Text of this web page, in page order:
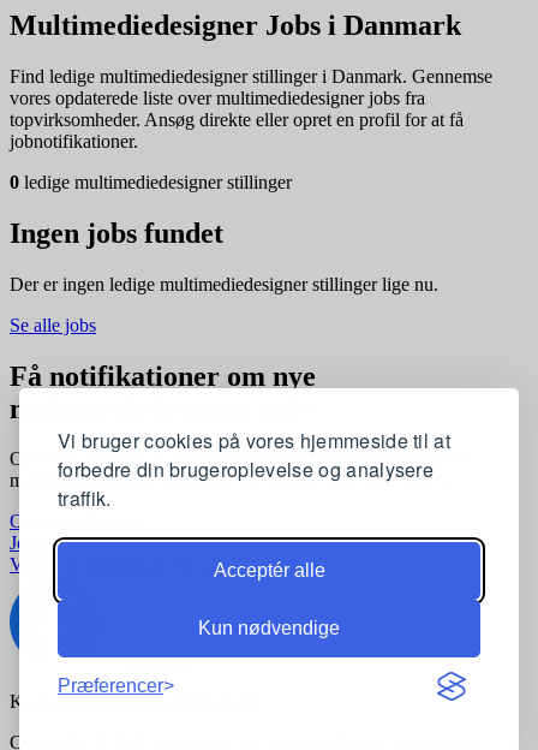
Vi bruger cookies på vores hjemmeside til at
forbedre din brugeroplevelse og analysere
traffik.
Acceptér alle
Kun nødvendige
Præferencer
Multimediedesigner Jobs i Danmark
Find ledige multimediedesigner stillinger i Danmark. Gennemse
vores opdaterede liste over multimediedesigner jobs fra
topvirksomheder. Ansøg direkte eller opret en profil for at få
jobnotifikationer.
0 ledige multimediedesigner stillinger
Ingen jobs fundet
Der er ingen ledige multimediedesigner stillinger lige nu.
Se alle jobs
Få notifikationer om nye
multimediedesigner jobs
Opret en profil og få automatisk besked, når der kommer nye
multimediedesigner stillinger, der matcher dine præferencer
Opret profil gratis
Jobkategorier Joblokationer For virksomheder
Vilkår og betingelser
Privatlivspolitik
Kontakt:support@komvidere.dk
Copyright © 2026 komvidere.dk. Alle rettigheder forbeholdes.